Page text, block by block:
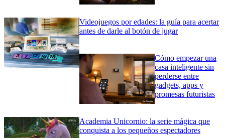
Videojuegos por edades: la guía para acertar
antes de darle al botón de jugar
Cómo empezar una
casa inteligente sin
perderse entre
gadgets, apps y
promesas futuristas
Academia Unicornio: la serie mágica que
conquista a los pequeños espectadores